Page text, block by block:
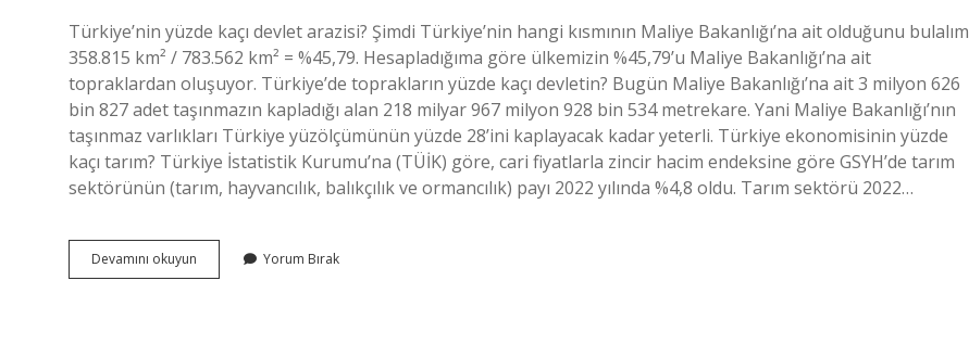
Türkiye’nin yüzde kaçı devlet arazisi? Şimdi Türkiye’nin hangi kısmının Maliye Bakanlığı’na ait olduğunu
358.815 km² / 783.562 km² = %45,79. Hesapladığıma göre ülkemizin %45,79’u Maliye Bakanlığı’na ait
topraklardan oluşuyor. Türkiye’de toprakların yüzde kaçı devletin? Bugün Maliye Bakanlığı’na ait 3 milyon 626
bin 827 adet taşınmazın kapladığı alan 218 milyar 967 milyon 928 bin 534 metrekare. Yani Maliye Bakanlığı’nın
taşınmaz varlıkları Türkiye yüzölçümünün yüzde 28’ini kaplayacak kadar yeterli. Türkiye ekonomisinin yüzde
kaçı tarım? Türkiye İstatistik Kurumu’na (TÜİK) göre, cari fiyatlarla zincir hacim endeksine göre GSYH’de tarım
sektörünün (tarım, hayvancılık, balıkçılık ve ormancılık) payı 2022 yılında %4,8 oldu. Tarım sektörü 2022…
Devamını okuyun Türkiyenin
Yüzde
Yorum Bırak